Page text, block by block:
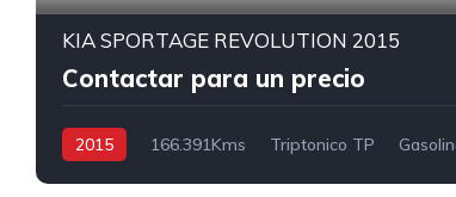
KIA SPORTAGE REVOLUTION 2015
Contactar para un precio
2015 166.391Kms Triptonico TP